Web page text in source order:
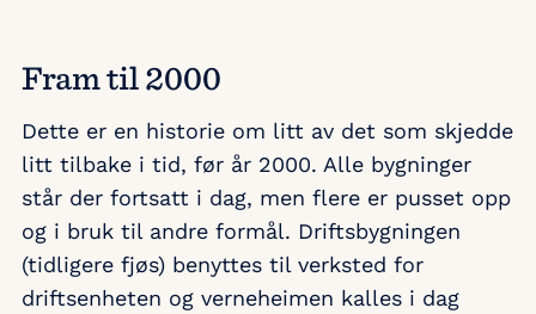
Fram til 2000
Dette er en historie om litt av det som skjedde
litt tilbake i tid, før år 2000. Alle bygninger
står der fortsatt i dag, men flere er pusset opp
og i bruk til andre formål. Driftsbygningen
(tidligere fjøs) benyttes til verksted for
driftsenheten og verneheimen kalles i dag